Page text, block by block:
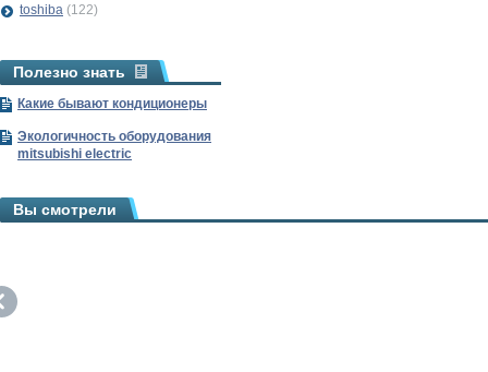
toshiba (122)
Полезно знать
Какие бывают кондиционеры
Экологичность оборудования
mitsubishi electric
Вы смотрели